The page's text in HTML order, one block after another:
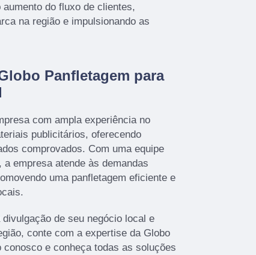
do fluxo de clientes,
na região e impulsionando as
Panfletagem para
com ampla experiência no
publicitários, oferecendo
comprovados. Com uma equipe
empresa atende às demandas
uma panfletagem eficiente e
de seu negócio local e
conte com a expertise da Globo
e conheça todas as soluções